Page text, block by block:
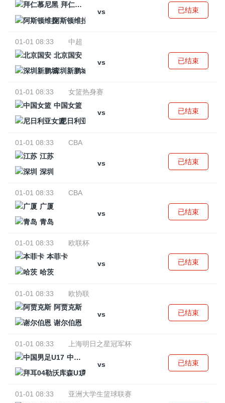
拜仁慕尼黑
vs
阿斯顿维拉
已结束
01-01 08:33
中超
北京国安
vs
深圳新鹏城
已结束
01-01 08:33
女篮热身赛
中国女篮
vs
尼日利亚女篮
已结束
01-01 08:33
CBA
江苏
vs
深圳
已结束
01-01 08:33
CBA
广厦
vs
青岛
已结束
01-01 08:33
欧联杯
本菲卡
vs
哈茨
已结束
01-01 08:33
欧协联
阿贾克斯
vs
谢尔伯恩
已结束
01-01 08:33
上海明日之星冠军杯
中国男足U17
vs
拜耳04勒沃库森U17
已结束
01-01 08:33
亚洲大学生篮球联赛